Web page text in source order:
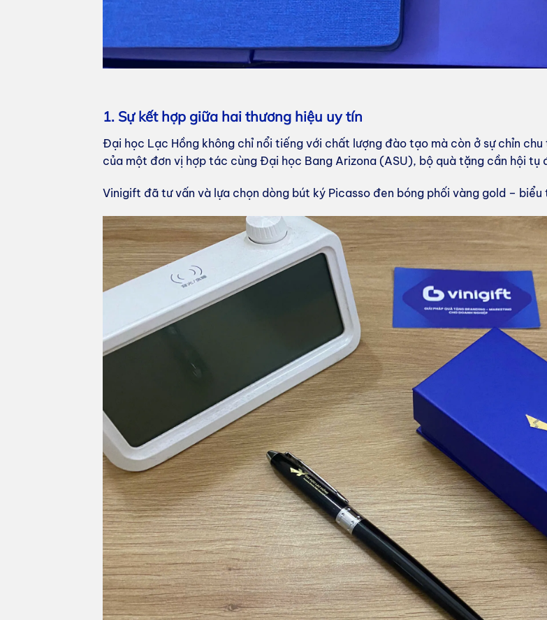
1. Sự kết hợp giữa hai thương hiệu uy tín
Đại học Lạc Hồng không chỉ nổi tiếng với chất lượng đào tạo mà còn ở sự chỉn
của một đơn vị hợp tác cùng Đại học Bang Arizona (ASU), bộ quà tặng cần hội tụ
Vinigift đã tư vấn và lựa chọn dòng bút ký Picasso đen bóng phối vàng gold –